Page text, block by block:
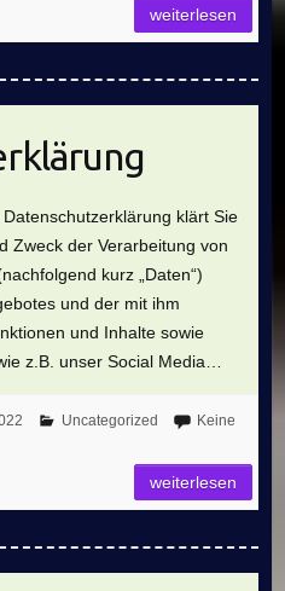
weiterlesen
klärt Sie
Zweck der Verarbeitung von
kurz „Daten“)
und der mit ihm
und Inhalte sowie
z.B. unser Social Media…
Uncategorized
Keine
weiterlesen